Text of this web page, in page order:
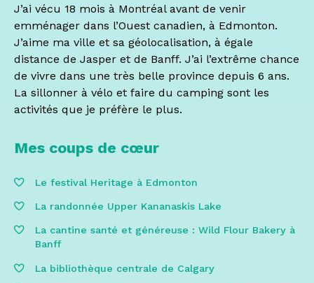
J’ai vécu 18 mois à Montréal avant de venir
emménager dans l’Ouest canadien, à Edmonton.
J’aime ma ville et sa géolocalisation, à égale
distance de Jasper et de Banff. J’ai l’extrême chance
de vivre dans une très belle province depuis 6 ans.
La sillonner à vélo et faire du camping sont les
activités que je préfère le plus.
Mes coups de cœur
Le festival Heritage à Edmonton
La randonnée Upper Kananaskis Lake
La cantine santé et généreuse : Wild Flour Bakery à
Banff
La bibliothèque centrale de Calgary